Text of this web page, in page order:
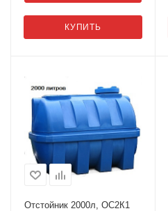
КУПИТЬ
Отстойник 2000л, ОС2К1